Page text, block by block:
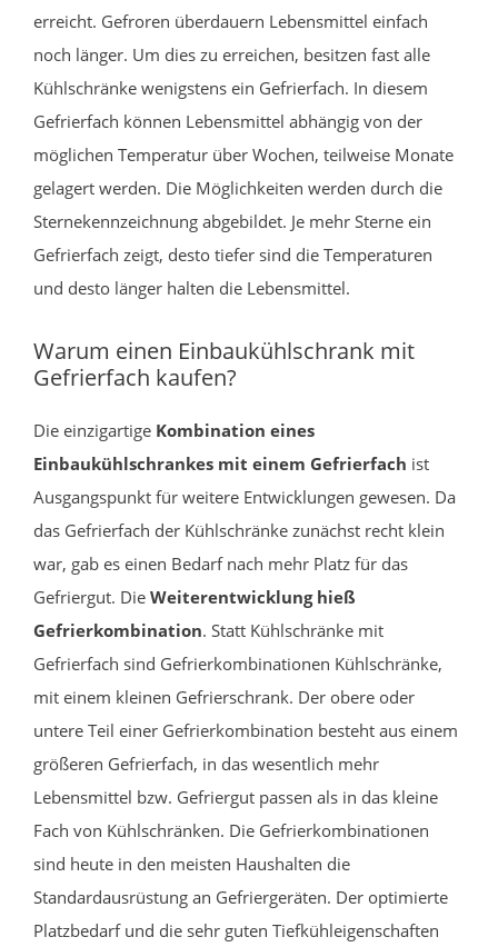
erreicht. Gefroren überdauern Lebensmittel einfach
noch länger. Um dies zu erreichen, besitzen fast alle
Kühlschränke wenigstens ein Gefrierfach. In diesem
Gefrierfach können Lebensmittel abhängig von der
möglichen Temperatur über Wochen, teilweise Monate
gelagert werden. Die Möglichkeiten werden durch die
Sternekennzeichnung abgebildet. Je mehr Sterne ein
Gefrierfach zeigt, desto tiefer sind die Temperaturen
und desto länger halten die Lebensmittel.
Warum einen Einbaukühlschrank mit
Gefrierfach kaufen?
Die einzigartige Kombination eines
Einbaukühlschrankes mit einem Gefrierfach ist
Ausgangspunkt für weitere Entwicklungen gewesen. Da
das Gefrierfach der Kühlschränke zunächst recht klein
war, gab es einen Bedarf nach mehr Platz für das
Gefriergut. Die Weiterentwicklung hieß
Gefrierkombination. Statt Kühlschränke mit
Gefrierfach sind Gefrierkombinationen Kühlschränke,
mit einem kleinen Gefrierschrank. Der obere oder
untere Teil einer Gefrierkombination besteht aus einem
größeren Gefrierfach, in das wesentlich mehr
Lebensmittel bzw. Gefriergut passen als in das kleine
Fach von Kühlschränken. Die Gefrierkombinationen
sind heute in den meisten Haushalten die
Standardausrüstung an Gefriergeräten. Der optimierte
Platzbedarf und die sehr guten Tiefkühleigenschaften